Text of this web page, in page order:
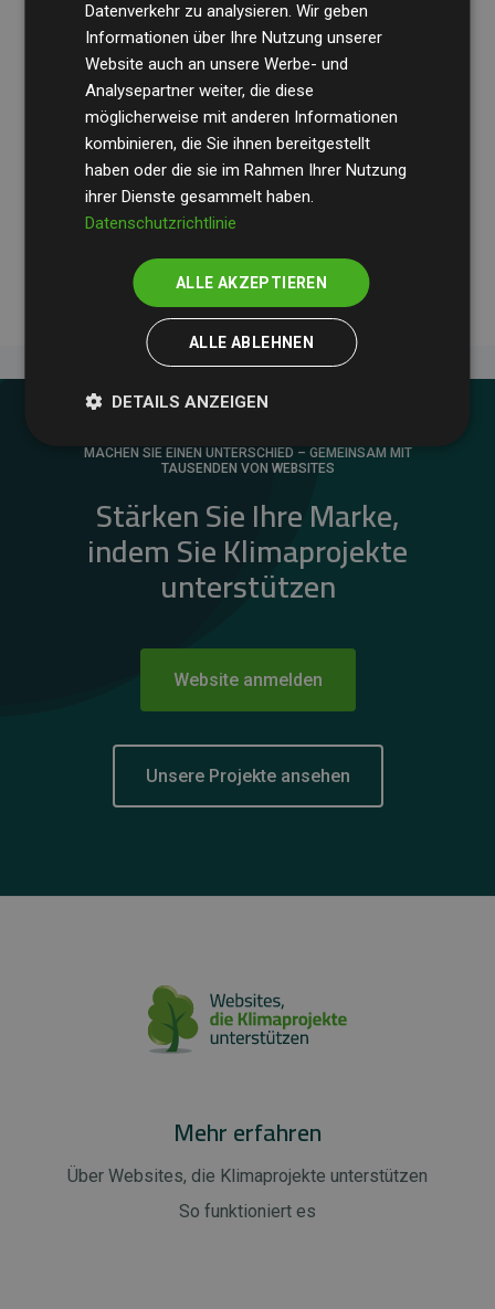
Die Wirtschaftsprüfungsgesellschaft BDOüberprüft
regelmäßig unsere Berechnungen und Methodik, um
Transparenz und Verlässlichkeit sicherzustellen.
Ihre Prüfungen belegen, dass unsere Investitionen in
Klimaschutzprojekte im Durchschnitt200 % der
geschätzten CO₂-Emissionender teilnehmenden
Websites kompensieren – ein klarer Nachweis für die
messbare Klimawirkung unseres Ansatzes.
MACHEN SIE EINEN UNTERSCHIED – GEMEINSAM MIT
TAUSENDEN VON WEBSITES
Stärken Sie Ihre Marke,
indem Sie Klimaprojekte
unterstützen
Website anmelden
Unsere Projekte ansehen
Mehr erfahren
Über Websites, die Klimaprojekte unterstützen
So funktioniert es
Datenverkehr zu analysieren. Wir geben
Informationen über Ihre Nutzung unserer
Website auch an unsere Werbe- und
Analysepartner weiter, die diese
möglicherweise mit anderen Informationen
kombinieren, die Sie ihnen bereitgestellt
haben oder die sie im Rahmen Ihrer Nutzung
ihrer Dienste gesammelt haben.
Datenschutzrichtlinie
ALLE AKZEPTIEREN
ALLE ABLEHNEN
DETAILS ANZEIGEN